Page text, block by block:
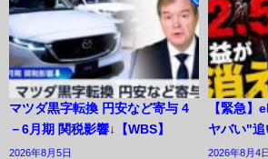
マツダ黒字転換 円安など寄与 4
－6月期 関税影響↓【WBS】
2026年8月5日
【緊急】
ヤバい"
2026年8月4日